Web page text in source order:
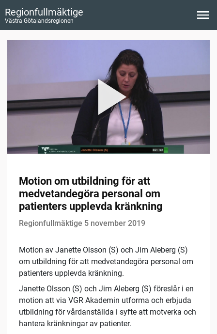
Regionfullmäktige
Västra Götalandsregionen
Motion om utbildning för att
medvetandegöra personal om
patienters upplevda kränkning
Regionfullmäktige 5 november 2019
Motion av Janette Olsson (S) och Jim Aleberg (S)
om utbildning för att medvetandegöra personal om
patienters upplevda kränkning.
Janette Olsson (S) och Jim Aleberg (S) föreslår i en
motion att via VGR Akademin utforma och erbjuda
utbildning för vårdanställda i syfte att motverka och
hantera kränkningar av patienter.